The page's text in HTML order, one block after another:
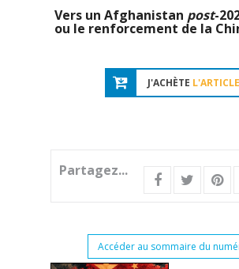
Vers un Afghanistan post-
ou le renforcement de la
J'ACHÈTE L'ARTICLE
Partagez...
Accéder au sommaire du